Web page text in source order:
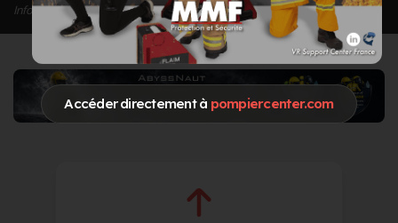
Accéder directement à pompiercenter.com
Informations mises à jour le 09/01/2023 à 18:19